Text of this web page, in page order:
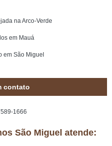
na Arco-Verde
em Mauá
em São Miguel
contato
1666
São Miguel atende: